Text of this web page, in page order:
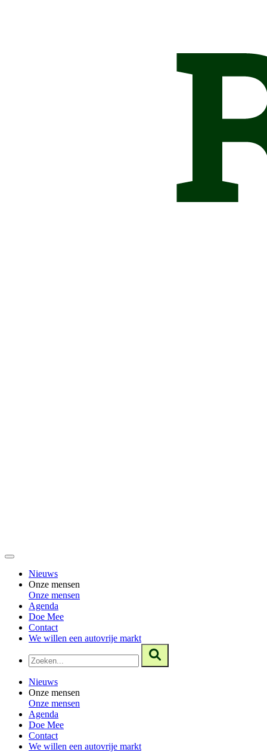
Nieuws
Onze mensen
Onze mensen
Agenda
Doe Mee
Contact
We willen een autovrije markt
Nieuws
Onze mensen
Onze mensen
Agenda
Doe Mee
Contact
We willen een autovrije markt